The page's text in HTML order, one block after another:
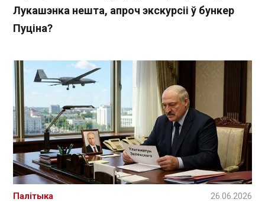
Лукашэнка нешта, апроч экскурсіі ў бункер
Пуціна?
Палітыка 26.06.2026